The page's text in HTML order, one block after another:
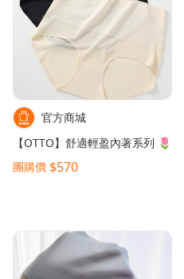
官方商城
【OTTO】舒適輕盈內著系列 🌷
團購價 $570